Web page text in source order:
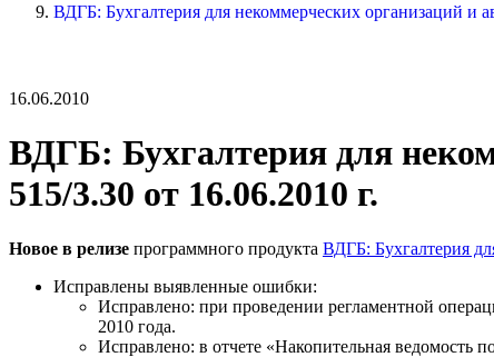
ВДГБ: Бухгалтерия для некоммерческих организаций и
16.06.2010
ВДГБ: Бухгалтерия для
515/3.30 от 16.06.2010 г.
Новое в релизе программного продукта ВДГБ: Бухгалтерия
Исправлены выявленные ошибки:
Исправлено: при проведении регламентной
2010 года.
Исправлено: в отчете «Накопительная ведомость